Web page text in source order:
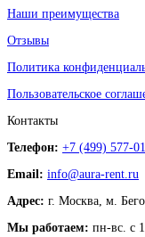
Наши преимущества
Отзывы
Политика
Пользовательское
Контакты
Телефон: +7 (499) 577-
Email: info@aura-rent.ru
Адрес: г. Москва, м.
Мы работаем: пн-вс. с